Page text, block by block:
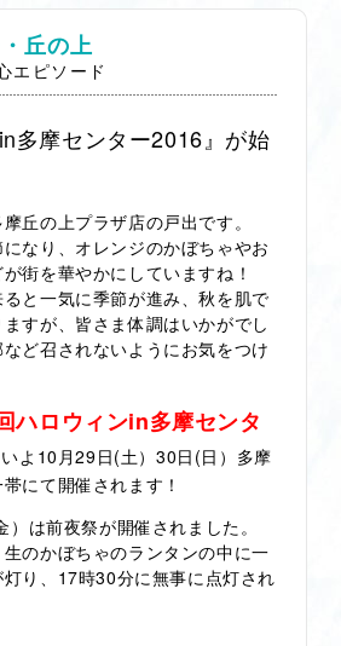
丘の上
エピソード
多摩センター2016』が始
丘の上プラザ店の戸出です。
なり、オレンジのかぼちゃやお
街を華やかにしていますね！
と一気に季節が進み、秋を肌で
すが、皆さま体調はいかがでし
ど召されないようにお気をつけ
ハロウィンin多摩センタ
よ10月29日(土）30日(日）多摩
にて開催されます！
）は前夜祭が開催されました。
のかぼちゃのランタンの中に一
り、17時30分に無事に点灯され